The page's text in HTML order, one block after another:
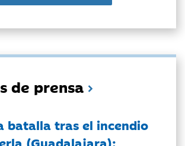
de prensa
batalla tras el incendio